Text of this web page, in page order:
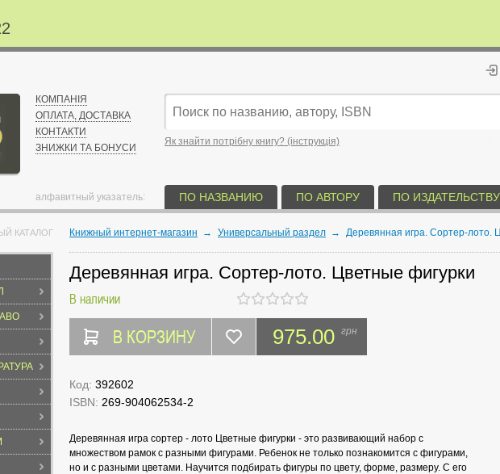
КОМПАНІЯ
ОПЛАТА, ДОСТАВКА
КОНТАКТИ
ЗНИЖКИ ТА БОНУСИ
Як знайти потрібну книгу? (інструкція)
алфавитный указатель: ПО НАЗВАНИЮ ПО АВТОРУ ПО ИЗДАТЕЛЬСТВУ
КАТАЛОГ Книжный интернет-магазин → Универсальный раздел → Деревянная игра. Сортер-лото.
Деревянная игра. Сортер-лото. Цветные фигурки
В наличии
В КОРЗИНУ 975.00 грн
Код: 392602
ISBN: 269-904062534-2
Деревянная игра сортер - лото Цветные фигурки - это развивающий набор с
множеством рамок с разными фигурами. Ребенок не только познакомится с фигурами,
но и с разными цветами. Научится подбирать фигуры по цвету, форме, размеру. С его